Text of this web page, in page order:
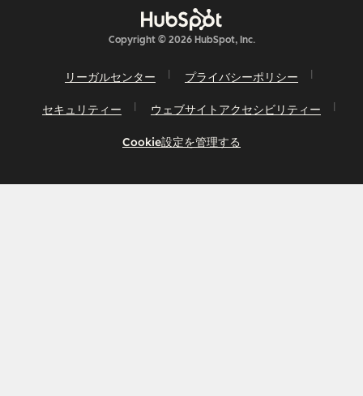
Copyright © 2026 HubSpot, Inc.
リーガルセンター プライバシーポリシー
セキュリティー ウェブサイトアクセシビリティー
Cookie設定を管理する